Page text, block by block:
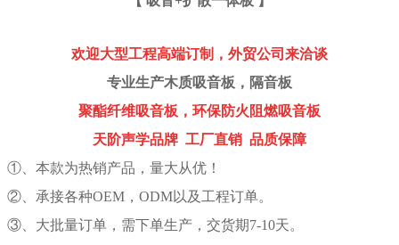
欢迎大型工程高端订制，外贸公司来洽谈
专业生产木质吸音板，隔音板
聚酯纤维吸音板，环保防火阻燃吸音板
天阶声学品牌 工厂直销 品质保障
①、本款为热销产品，量大从优！
②、承接各种OEM，ODM以及工程订单。
③、大批量订单，需下单生产，交货期7-10天。